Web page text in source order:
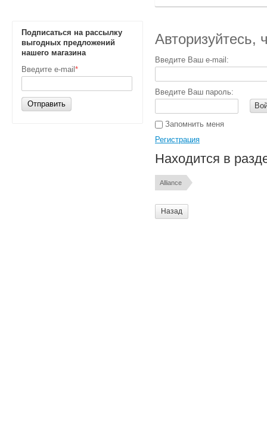
Подписаться на рассылку
выгодных предложений
нашего магазина
Введите e-mail *
Отправить
Авторизуйтесь,
Введите Ваш e-mail:
Введите Ваш пароль:
Запомнить меня
Регистрация
Находится в
Alliance
Назад